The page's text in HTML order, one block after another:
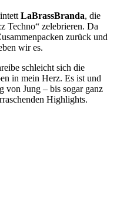
LaBrassBranda, die
Techno“ zelebrieren. Da
zurück und
wir es.
schleicht sich die
in mein Herz. Es ist und
von Jung – bis sogar ganz
Highlights.